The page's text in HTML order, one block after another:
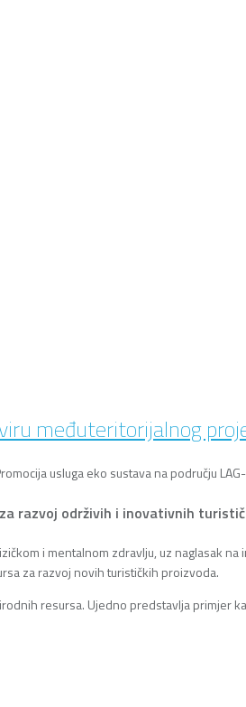
međuteritorijalnog
usluga eko sustava na području
razvoj održivih i inovativnih
i mentalnom zdravlju, uz naglasak
za razvoj novih turističkih proizvoda.
resursa. Ujedno predstavlja primjer